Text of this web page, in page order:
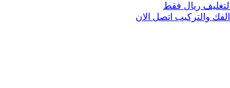
ريال فقط
والتركيب اتصل الان